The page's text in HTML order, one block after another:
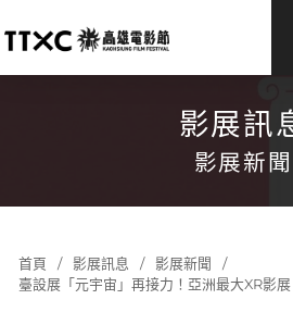
影展訊
影展新聞
首頁 影展訊息
影展新聞
臺設展「元宇宙」再接力！亞洲最大XR影展